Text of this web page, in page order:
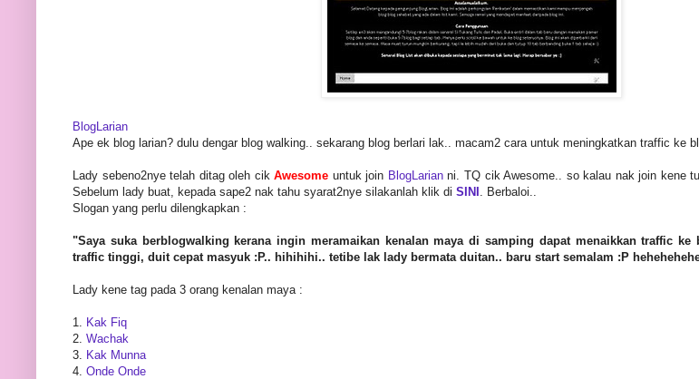
BlogLarian
Ape ek blog larian? dulu dengar blog walking.. sekarang blog berlari lak.. macam2 cara untuk meningkatkan traffic ke
Lady sebeno2nye telah ditag oleh cikAwesome untuk join BlogLarianni. TQ cik Awesome.. so kalau nak join kene
Sebelum lady buat, kepada sape2 nak tahu syarat2nye silakanlah klik di SINI . Berbaloi..
Slogan yang perlu dilengkapkan :
"Saya suka berblogwalking kerana ingin meramaikan kenalan maya di samping dapat menaikkan traffic
traffic tinggi, duit cepat masyuk :P.. hihihihi.. tetibe lak lady bermata duitan.. baru start semalam :P
Lady kene tag pada 3 orang kenalan maya :
1. Kak Fiq
2. Wachak
3. Kak Munna
4. Onde Onde